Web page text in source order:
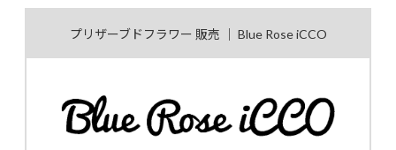
プリザーブドフラワー 販売 ｜ Blue Rose iCCO